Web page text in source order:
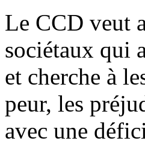
Le CCD veut
sociétaux qui
et cherche à
peur, les
avec une